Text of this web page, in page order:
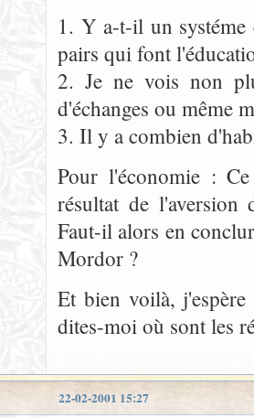
1. Y a-t-il un
pairs qui font
2. Je ne vois non
d'échanges ou même
3. Il y a combien
Pour l'économie :
résultat de l'aversion
Faut-il alors en
Mordor ?
Et bien voilà,
dites-moi où sont les
22-02-2001 15:27